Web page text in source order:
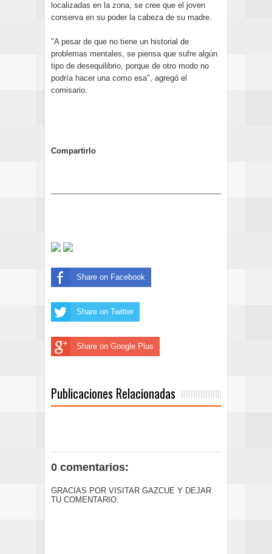
localizadas en la zona, se cree que el joven
conserva en su poder la cabeza de su madre.
"A pesar de que no tiene un historial de
problemas mentales, se piensa que sufre algún
tipo de desequilibrio, porque de otro modo no
podría hacer una como esa", agregó el
comisario.
Compartirlo
Share on Facebook
Share on Twitter
Share on Google Plus
Publicaciones Relacionadas
0 comentarios:
GRACIAS POR VISITAR GAZCUE Y DEJAR
TU COMENTARIO.